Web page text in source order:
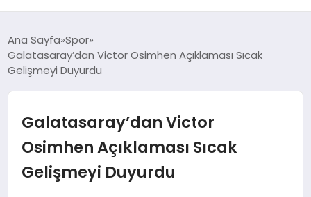
GÜNDEM
EKONOMI
SPOR
Ana Sayfa Spor
Galatasaray’dan Victor Osimhen Açıklaması Sıcak
Gelişmeyi Duyurdu
Galatasaray’dan Victor
Osimhen Açıklaması Sıcak
Gelişmeyi Duyurdu